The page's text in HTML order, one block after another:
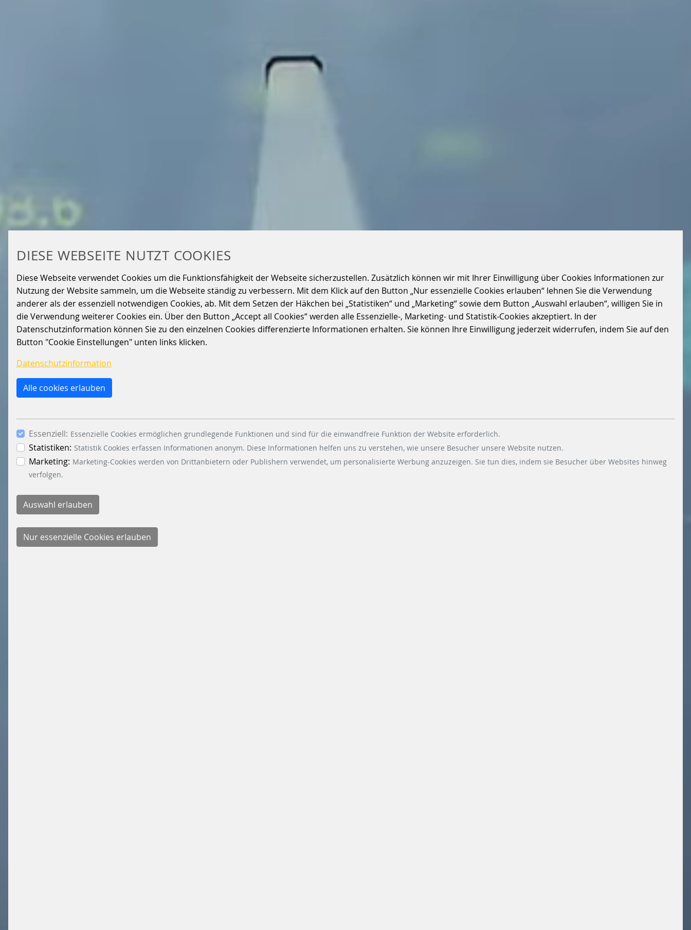
DIESE WEBSEITE NUTZT COOKIES
Diese Webseite verwendet Cookies um die Funktionsfähigkeit der Webseite sicherzustellen. Zusätzlich können wir mit Ihrer Einwilligung über Cookies Informationen zur
Nutzung der Website sammeln, um die Webseite ständig zu verbessern. Mit dem Klick auf den Button „Nur essenzielle Cookies erlauben“ lehnen Sie die Verwendung
anderer als der essenziell notwendigen Cookies, ab. Mit dem Setzen der Häkchen bei „Statistiken“ und „Marketing“ sowie dem Button „Auswahl erlauben“, willigen Sie in
die Verwendung weiterer Cookies ein. Über den Button „Accept all Cookies“ werden alle Essenzielle-, Marketing- und Statistik-Cookies akzeptiert. In der
Datenschutzinformation können Sie zu den einzelnen Cookies differenzierte Informationen erhalten. Sie können Ihre Einwilligung jederzeit widerrufen, indem Sie auf den
Button "Cookie Einstellungen" unten links klicken.
Datenschutzinformation
Alle cookies erlauben
Essenziell: Essenzielle Cookies ermöglichen grundlegende Funktionen und sind für die einwandfreie Funktion der Website erforderlich.
Statistiken: Statistik Cookies erfassen Informationen anonym. Diese Informationen helfen uns zu verstehen, wie unsere Besucher unsere Website nutzen.
Marketing: Marketing-Cookies werden von Drittanbietern oder Publishern verwendet, um personalisierte Werbung anzuzeigen. Sie tun dies, indem sie Besucher über Websites hinweg
verfolgen.